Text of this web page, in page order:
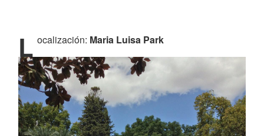
L ocalización: Maria Luisa Park